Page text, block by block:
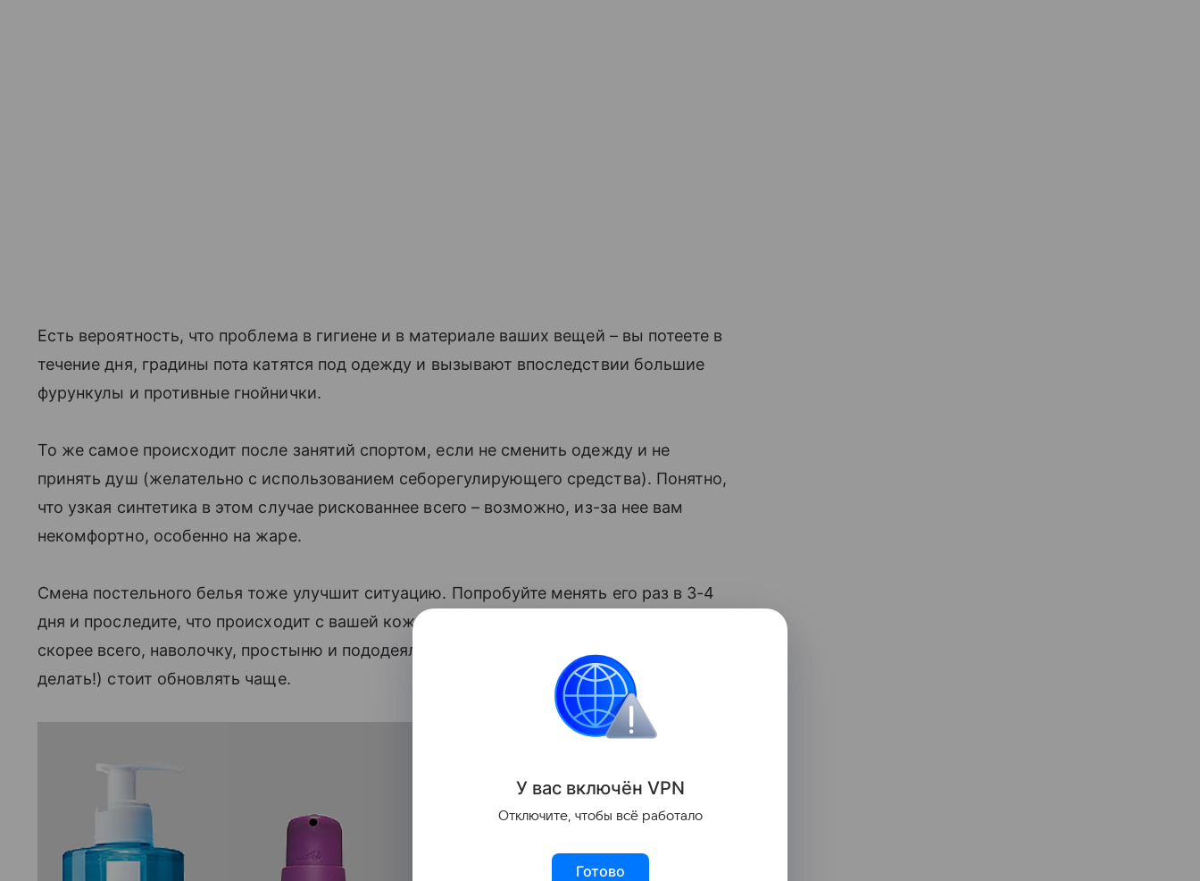
Есть вероятность, что проблема в гигиене и в материале ваших вещей – вы потеете в
течение дня, градины пота катятся под одежду и вызывают впоследствии большие
фурункулы и противные гнойнички.
То же самое происходит после занятий спортом, если не сменить одежду и не
принять душ (желательно с использованием себорегулирующего средства). Понятно,
что узкая синтетика в этом случае рискованнее всего – возможно, из-за нее вам
некомфортно, особенно на жаре.
Смена постельного белья тоже улучшит ситуацию. Попробуйте менять его раз в 3-4
дня и проследите, что происходит с вашей кожей: если она становится чуть чище, то,
скорее всего, наволочку, простыню и пододеяльник (и да, мы тоже ненавидим это
делать!) стоит обновлять чаще.
У вас включён VPN
Отключите, чтобы всё работало
Готово